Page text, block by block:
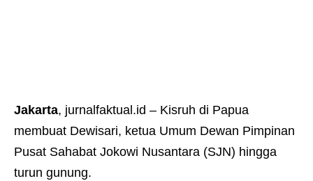
Jakarta, jurnalfaktual.id – Kisruh di Papua
membuat Dewisari, ketua Umum Dewan Pimpinan
Pusat Sahabat Jokowi Nusantara (SJN) hingga
turun gunung.